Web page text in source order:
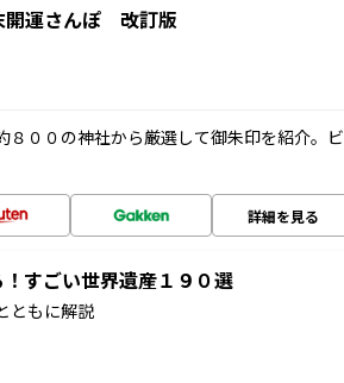
運さんぽ 改訂版
８００の神社から厳選して御朱印を紹介。ビ
詳細を見る
すごい世界遺産１９０選
ともに解説